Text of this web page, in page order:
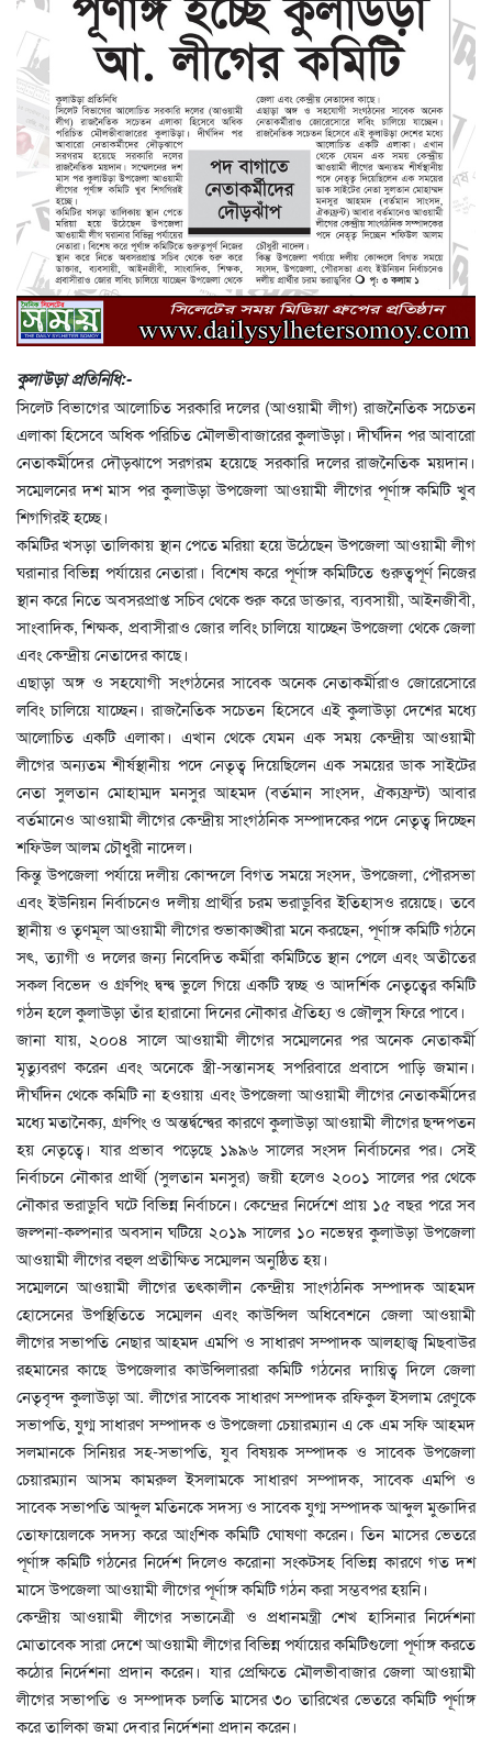
কুলাউড়া প্রতিনিধি:-
সিলেট বিভাগের আলোচিত সরকারি দলের (আওয়ামী লীগ) রাজনৈতিক সচেতন
এলাকা হিসেবে অধিক পরিচিত মৌলভীবাজারের কুলাউড়া। দীর্ঘদিন পর আবারো
নেতাকর্মীদের দৌড়ঝাপে সরগরম হয়েছে সরকারি দলের রাজনৈতিক ময়দান।
সম্মেলনের দশ মাস পর কুলাউড়া উপজেলা আওয়ামী লীগের পূর্ণাঙ্গ কমিটি খুব
শিগগিরই হচ্ছে।
কমিটির খসড়া তালিকায় স্থান পেতে মরিয়া হয়ে উঠেছেন উপজেলা আওয়ামী লীগ
ঘরানার বিভিন্ন পর্যায়ের নেতারা। বিশেষ করে পূর্ণাঙ্গ কমিটিতে গুরুত্বপূর্ণ নিজের
স্থান করে নিতে অবসরপ্রাপ্ত সচিব থেকে শুরু করে ডাক্তার, ব্যবসায়ী, আইনজীবী,
সাংবাদিক, শিক্ষক, প্রবাসীরাও জোর লবিং চালিয়ে যাচ্ছেন উপজেলা থেকে জেলা
এবং কেন্দ্রীয় নেতাদের কাছে।
এছাড়া অঙ্গ ও সহযোগী সংগঠনের সাবেক অনেক নেতাকর্মীরাও জোরেসোরে
লবিং চালিয়ে যাচ্ছেন। রাজনৈতিক সচেতন হিসেবে এই কুলাউড়া দেশের মধ্যে
আলোচিত একটি এলাকা। এখান থেকে যেমন এক সময় কেন্দ্রীয় আওয়ামী
লীগের অন্যতম শীর্ষস্থানীয় পদে নেতৃত্ব দিয়েছিলেন এক সময়ের ডাক সাইটের
নেতা সুলতান মোহাম্মদ মনসুর আহমদ (বর্তমান সাংসদ, ঐক্যফ্রন্ট) আবার
বর্তমানেও আওয়ামী লীগের কেন্দ্রীয় সাংগঠনিক সম্পাদকের পদে নেতৃত্ব দিচ্ছেন
শফিউল আলম চৌধুরী নাদেল।
কিন্তু উপজেলা পর্যায়ে দলীয় কোন্দলে বিগত সময়ে সংসদ, উপজেলা, পৌরসভা
এবং ইউনিয়ন নির্বাচনেও দলীয় প্রার্থীর চরম ভরাডুবির ইতিহাসও রয়েছে। তবে
স্থানীয় ও তৃণমূল আওয়ামী লীগের শুভাকাঙ্খীরা মনে করছেন, পূর্ণাঙ্গ কমিটি গঠনে
সৎ, ত্যাগী ও দলের জন্য নিবেদিত কর্মীরা কমিটিতে স্থান পেলে এবং অতীতের
সকল বিভেদ ও গ্রুপিং দ্বন্দ্ব ভুলে গিয়ে একটি স্বচ্ছ ও আদর্শিক নেতৃত্বের কমিটি
গঠন হলে কুলাউড়া তাঁর হারানো দিনের নৌকার ঐতিহ্য ও জৌলুস ফিরে পাবে।
জানা যায়, ২০০৪ সালে আওয়ামী লীগের সম্মেলনের পর অনেক নেতাকর্মী
মৃত্যুবরণ করেন এবং অনেকে স্ত্রী-সন্তানসহ সপরিবারে প্রবাসে পাড়ি জমান।
দীর্ঘদিন থেকে কমিটি না হওয়ায় এবং উপজেলা আওয়ামী লীগের নেতাকর্মীদের
মধ্যে মতানৈক্য, গ্রুপিং ও অন্তর্দ্বন্দ্বের কারণে কুলাউড়া আওয়ামী লীগের ছন্দপতন
হয় নেতৃত্বে। যার প্রভাব পড়েছে ১৯৯৬ সালের সংসদ নির্বাচনের পর। সেই
নির্বাচনে নৌকার প্রার্থী (সুলতান মনসুর) জয়ী হলেও ২০০১ সালের পর থেকে
নৌকার ভরাডুবি ঘটে বিভিন্ন নির্বাচনে। কেন্দ্রের নির্দেশে প্রায় ১৫ বছর পরে সব
জল্পনা-কল্পনার অবসান ঘটিয়ে ২০১৯ সালের ১০ নভেম্বর কুলাউড়া উপজেলা
আওয়ামী লীগের বহুল প্রতীক্ষিত সম্মেলন অনুষ্ঠিত হয়।
সম্মেলনে আওয়ামী লীগের তৎকালীন কেন্দ্রীয় সাংগঠনিক সম্পাদক আহমদ
হোসেনের উপস্থিতিতে সম্মেলন এবং কাউন্সিল অধিবেশনে জেলা আওয়ামী
লীগের সভাপতি নেছার আহমদ এমপি ও সাধারণ সম্পাদক আলহাজ্ব মিছবাউর
রহমানের কাছে উপজেলার কাউন্সিলাররা কমিটি গঠনের দায়িত্ব দিলে জেলা
নেতৃবৃন্দ কুলাউড়া আ. লীগের সাবেক সাধারণ সম্পাদক রফিকুল ইসলাম রেণুকে
সভাপতি, যুগ্ম সাধারণ সম্পাদক ও উপজেলা চেয়ারম্যান এ কে এম সফি আহমদ
সলমানকে সিনিয়র সহ-সভাপতি, যুব বিষয়ক সম্পাদক ও সাবেক উপজেলা
চেয়ারম্যান আসম কামরুল ইসলামকে সাধারণ সম্পাদক, সাবেক এমপি ও
সাবেক সভাপতি আব্দুল মতিনকে সদস্য ও সাবেক যুগ্ম সম্পাদক আব্দুল মুক্তাদির
তোফায়েলকে সদস্য করে আংশিক কমিটি ঘোষণা করেন। তিন মাসের ভেতরে
পূর্ণাঙ্গ কমিটি গঠনের নির্দেশ দিলেও করোনা সংকটসহ বিভিন্ন কারণে গত দশ
মাসে উপজেলা আওয়ামী লীগের পূর্ণাঙ্গ কমিটি গঠন করা সম্ভবপর হয়নি।
কেন্দ্রীয় আওয়ামী লীগের সভানেত্রী ও প্রধানমন্ত্রী শেখ হাসিনার নির্দেশনা
মোতাবেক সারা দেশে আওয়ামী লীগের বিভিন্ন পর্যায়ের কমিটিগুলো পূর্ণাঙ্গ করতে
কঠোর নির্দেশনা প্রদান করেন। যার প্রেক্ষিতে মৌলভীবাজার জেলা আওয়ামী
লীগের সভাপতি ও সম্পাদক চলতি মাসের ৩০ তারিখের ভেতরে কমিটি পূর্ণাঙ্গ
করে তালিকা জমা দেবার নির্দেশনা প্রদান করেন।